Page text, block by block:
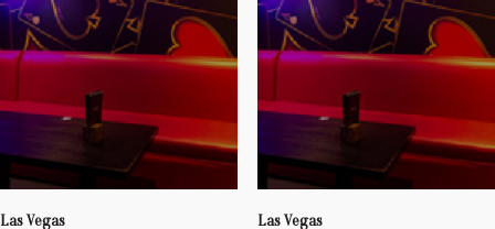
Las Vegas Las Vegas